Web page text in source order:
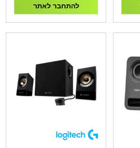
להתחבר לאתר